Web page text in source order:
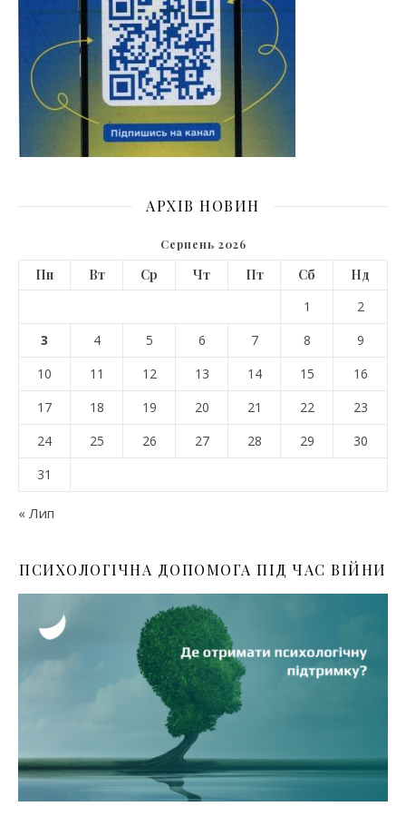
АРХІВ НОВИН
Серпень 2026
Пн Вт Ср Чт Пт Сб
Нд
1
2
3
4 5 6 7 8
9
10
11 12 13 14 15
16
17
18 19 20 21 22
23
24
25 26 27 28 29
30
31
« Лип
ПСИХОЛОГІЧНА ДОПОМОГА ПІД ЧАС ВІЙНИ